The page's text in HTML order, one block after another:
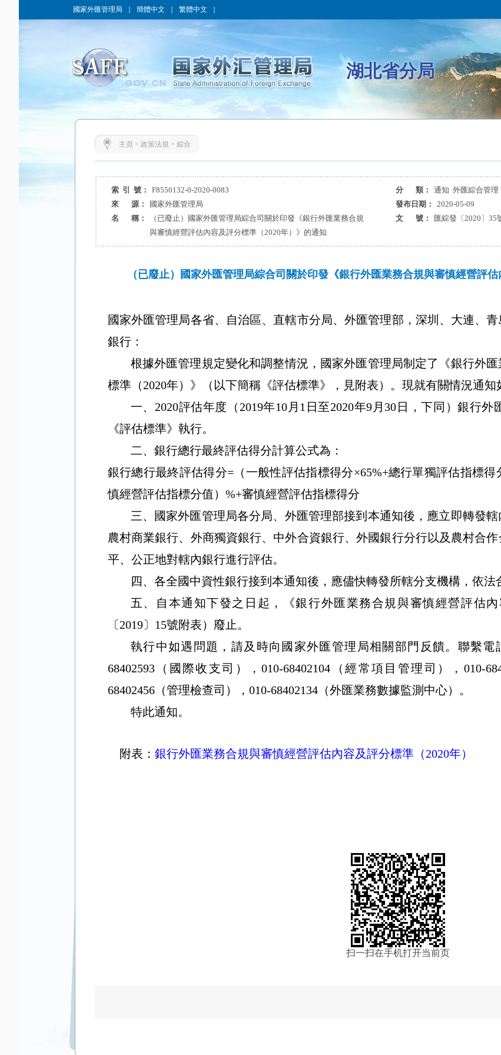
國家外匯管理局 簡體中文 繁體中文
湖北省分局
主頁 > 政策法規 > 綜合
索 引 號： F8550132-0-2020-0083 分 類：
通知 外匯綜合管理
來 源：
國家外匯管理局 發布日期：
2020-05-09
名 稱：
（已廢止）國家外匯管理局綜合司關於印發《銀行外匯業務合規
與審慎經營評估內容及評分標準（2020年）》的通知
文 號： 匯綜發〔2020〕35
（已廢止）國家外匯管理局綜合司關於印發《銀行外匯業務合規與審慎經營評
國家外匯管理局各省、自治區、直轄市分局、外匯管理部，深圳、大連、
銀行：
根據外匯管理規定變化和調整情況，國家外匯管理局制定了《銀行外
標準（2020年）》（以下簡稱《評估標準》，見附表）。現就有關情況通知
一、 2020評估年度（ 2019年10月 1 日至2020年9 月 30 日，下同）銀行外
《評估標準》執行。
二、銀行總行最終評估得分計算公式為：
銀行總行最終評估得分=（一般性評估指標得分×65%+總行單獨評估指標得
慎經營評估指標分值） %+審慎經營評估指標得分
三、國家外匯管理局各分局、外匯管理部接到本通知後，應立即轉發轄
農村商業銀行、外商獨資銀行、中外合資銀行、外國銀行分行以及農村合
平、公正地對轄內銀行進行評估。
四、各全國中資性銀行接到本通知後，應儘快轉發所轄分支機構，依法
五、自本通知下發之日起，《銀行外匯業務合規與審慎經營評估
〔2019〕 15號附表）廢止。
執行中如遇問題，請及時向國家外匯管理局相關部門反饋。聯繫電
68402593（國際收支司），010-68402104 （經常項目管理司）， 010-
68402456（管理檢查司）， 010-68402134（外匯業務數據監測中心）。
特此通知。
附表： 銀行外匯業務合規與審慎經營評估內容及評分標準（2020年）
扫一扫在手机打开当前页